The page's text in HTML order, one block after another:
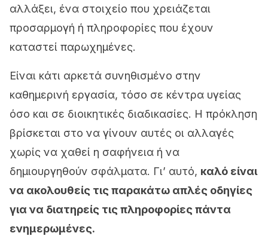
αλλάξει, ένα στοιχείο που χρειάζεται
προσαρμογή ή πληροφορίες που έχουν
καταστεί παρωχημένες.
Είναι κάτι αρκετά συνηθισμένο στην
καθημερινή εργασία, τόσο σε κέντρα υγείας
όσο και σε διοικητικές διαδικασίες. Η πρόκληση
βρίσκεται στο να γίνουν αυτές οι αλλαγές
χωρίς να χαθεί η σαφήνεια ή να
δημιουργηθούν σφάλματα. Γι’ αυτό, καλό είναι
να ακολουθείς τις παρακάτω απλές οδηγίες
για να διατηρείς τις πληροφορίες πάντα
ενημερωμένες.